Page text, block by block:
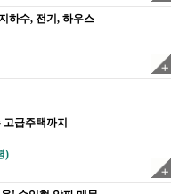
하수, 전기, 하우스
급주택까지
)